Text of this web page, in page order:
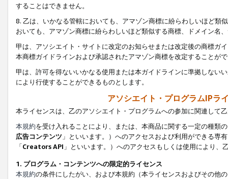
することはできません。
8. 乙は、いかなる管轄においても、アマゾン商標に紛らわしいほど類
おいても、アマゾン商標に紛らわしいほど類似する商標、ドメイン名
甲は、アソシエイト・サイトに改定のお知らせまたは改定後の商標ガ
本商標ガイドラインおよび承認されたアマゾン商標を改定することが
甲は、許可を得ないいかなる使用または本ガイドラインに準拠しない
により行使することができるものとします。
アソシエイト・プログラムIPラ
本ライセンスは、乙のアソシエイト・プログラムへの参加に関連して
本規約を受け入れることにより、または、本商品に関する一定の種類
広告コンテンツ 」といいます。）へのアクセスおよび利用ができる専
「Creators API 」といいます。）へのアクセスもしくは使用により
1. プログラム・コンテンツへの限定的ライセンス
本規約の条件にしたがい、および本規約（本ライセンスおよびその他